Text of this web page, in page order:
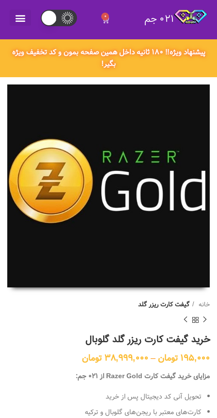
021 جم 0
پیشنهاد ویژه‼️ ۱۸۰ ثانیه داخل همین صفحه بمون و کد تخفیف ویژه
بگیر!
خانه گیفت کارت ریزر گلد
خرید گیفت کارت ریزر گلد گلوبال
195,000 تومان –
38,999,000 تومان
مزایای خرید گیفت کارت Razer Gold از ۰۲۱ جم:
تحویل آنی کد دیجیتال پس از خرید
کارت‌های معتبر با ریجن‌های گلوبال و ترکیه